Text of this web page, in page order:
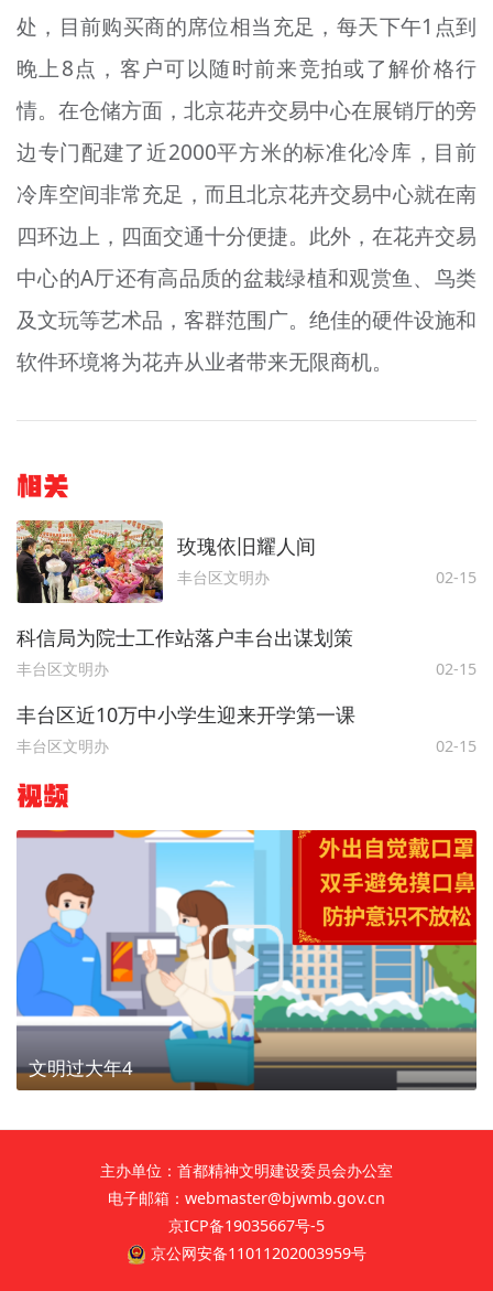
处，目前购买商的席位相当充足，每天下午1点到
晚上8点，客户可以随时前来竞拍或了解价格行
情。在仓储方面，北京花卉交易中心在展销厅的旁
边专门配建了近2000平方米的标准化冷库，目前
冷库空间非常充足，而且北京花卉交易中心就在南
四环边上，四面交通十分便捷。此外，在花卉交易
中心的A厅还有高品质的盆栽绿植和观赏鱼、鸟类
及文玩等艺术品，客群范围广。绝佳的硬件设施和
软件环境将为花卉从业者带来无限商机。
相关
玫瑰依旧耀人间
丰台区文明办 02-15
科信局为院士工作站落户丰台出谋划策
丰台区文明办 02-15
丰台区近10万中小学生迎来开学第一课
丰台区文明办 02-15
视频
文明过大年4
主办单位：首都精神文明建设委员会办公室
电子邮箱：webmaster@bjwmb.gov.cn
京ICP备19035667号-5
京公网安备11011202003959号